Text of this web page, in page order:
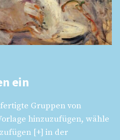
ein
Gruppen von
hinzuzufügen, wähle
[+] in der